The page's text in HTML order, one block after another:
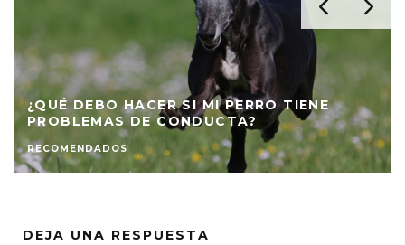
¿QUÉ DEBO HACER SI MI PERRO TIENE
PROBLEMAS DE CONDUCTA?
RECOMENDADOS
DEJA UNA RESPUESTA